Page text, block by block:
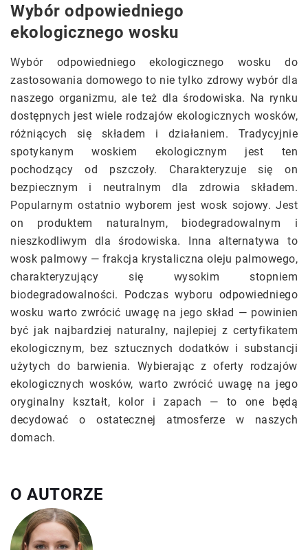
Wybór odpowiedniego
ekologicznego wosku
Wybór odpowiedniego ekologicznego wosku do
zastosowania domowego to nie tylko zdrowy wybór dla
naszego organizmu, ale też dla środowiska. Na rynku
dostępnych jest wiele rodzajów ekologicznych wosków,
różniących się składem i działaniem. Tradycyjnie
spotykanym woskiem ekologicznym jest ten
pochodzący od pszczoły. Charakteryzuje się on
bezpiecznym i neutralnym dla zdrowia składem.
Popularnym ostatnio wyborem jest wosk sojowy. Jest
on produktem naturalnym, biodegradowalnym i
nieszkodliwym dla środowiska. Inna alternatywa to
wosk palmowy — frakcja krystaliczna oleju palmowego,
charakteryzujący się wysokim stopniem
biodegradowalności. Podczas wyboru odpowiedniego
wosku warto zwrócić uwagę na jego skład — powinien
być jak najbardziej naturalny, najlepiej z certyfikatem
ekologicznym, bez sztucznych dodatków i substancji
użytych do barwienia. Wybierając z oferty rodzajów
ekologicznych wosków, warto zwrócić uwagę na jego
oryginalny kształt, kolor i zapach — to one będą
decydować o ostatecznej atmosferze w naszych
domach.
O AUTORZE